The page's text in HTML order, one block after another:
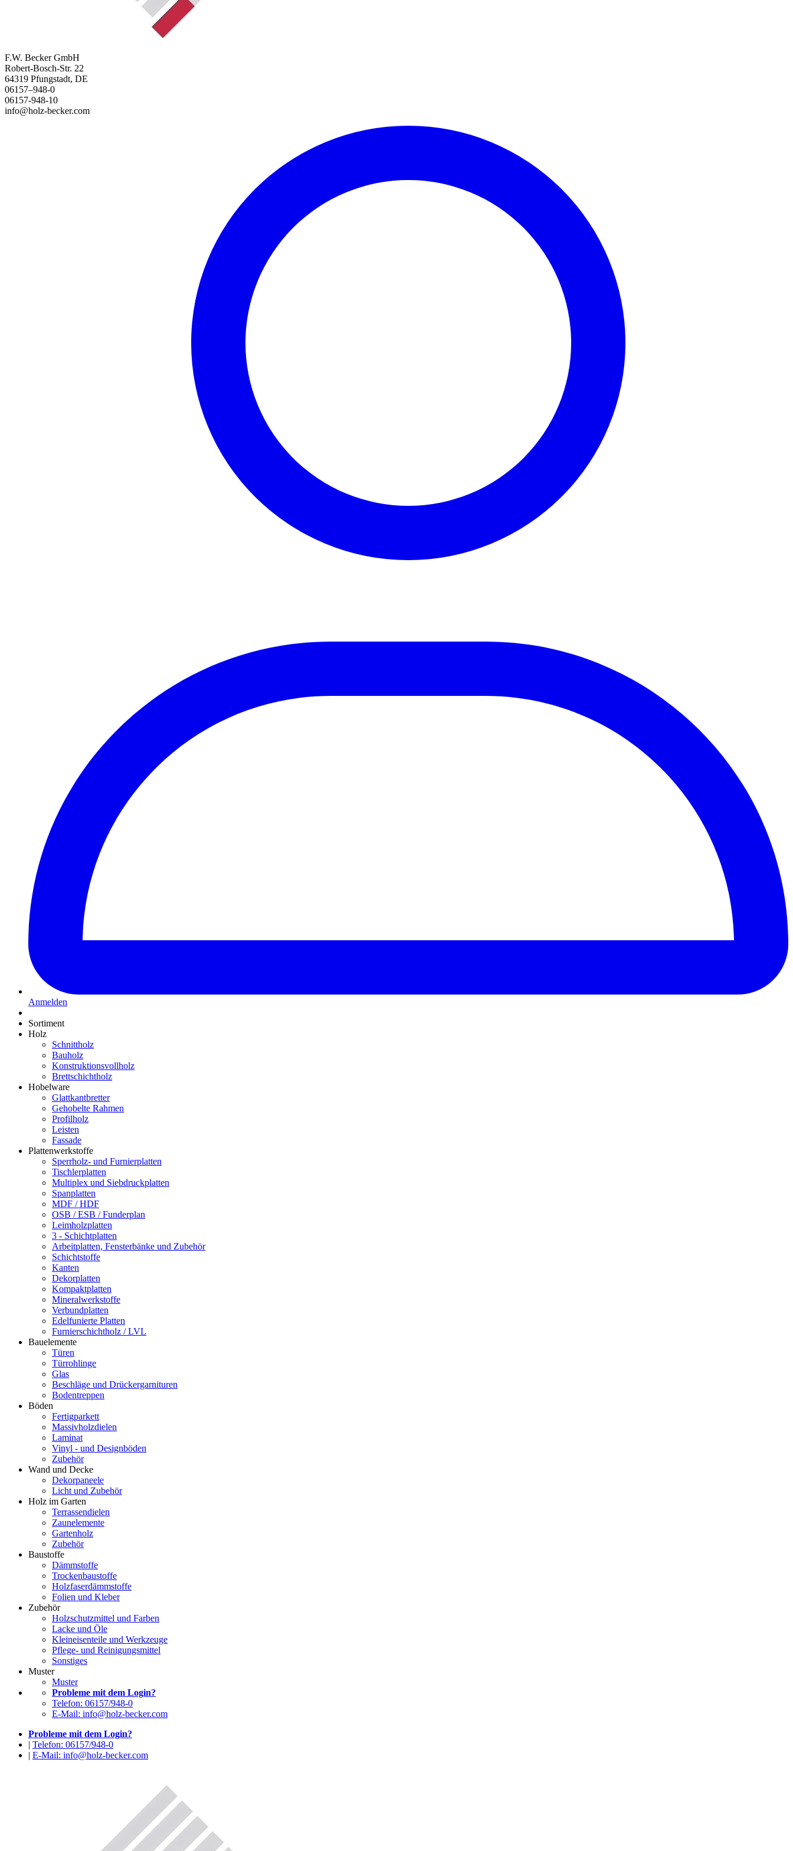
F.W. Becker GmbH
Robert-Bosch-Str. 22
64319 Pfungstadt, DE
06157–948-0
06157-948-10
info@holz-becker.com
Anmelden
Sortiment
Holz
Schnittholz
Bauholz
Konstruktionsvollholz
Brettschichtholz
Hobelware
Glattkantbretter
Gehobelte Rahmen
Profilholz
Leisten
Fassade
Plattenwerkstoffe
Sperrholz- und Furnierplatten
Tischlerplatten
Multiplex und Siebdruckplatten
Spanplatten
MDF / HDF
OSB / ESB / Funderplan
Leimholzplatten
3 - Schichtplatten
Arbeitplatten, Fensterbänke und Zubehör
Schichtstoffe
Kanten
Dekorplatten
Kompaktplatten
Mineralwerkstoffe
Verbundplatten
Edelfunierte Platten
Furnierschichtholz / LVL
Bauelemente
Türen
Türrohlinge
Glas
Beschläge und Drückergarnituren
Bodentreppen
Böden
Fertigparkett
Massivholzdielen
Laminat
Vinyl - und Designböden
Zubehör
Wand und Decke
Dekorpaneele
Licht und Zubehör
Holz im Garten
Terrassendielen
Zaunelemente
Gartenholz
Zubehör
Baustoffe
Dämmstoffe
Trockenbaustoffe
Holzfaserdämmstoffe
Folien und Kleber
Zubehör
Holzschutzmittel und Farben
Lacke und Öle
Kleineisenteile und Werkzeuge
Pflege- und Reinigungsmittel
Sonstiges
Muster
Muster
Probleme mit dem Login?
Telefon: 06157/948-0
E-Mail: info@holz-becker.com
Probleme mit dem Login?
| Telefon: 06157/948-0
| E-Mail: info@holz-becker.com